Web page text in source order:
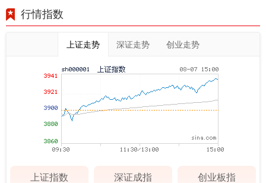
行情指数
上证走势 深证走势 创业走势
上证指数 深证成指 创业板指